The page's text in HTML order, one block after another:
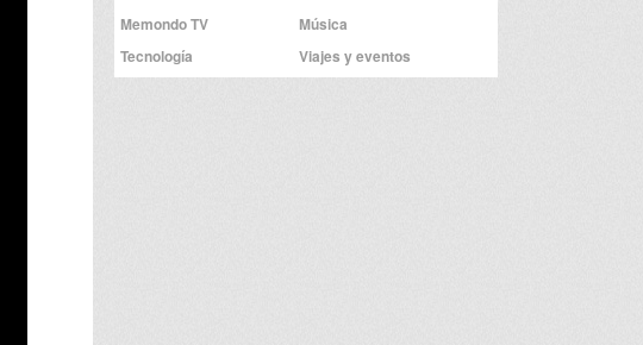
Memondo TV
Música
Tecnología
Viajes y eventos